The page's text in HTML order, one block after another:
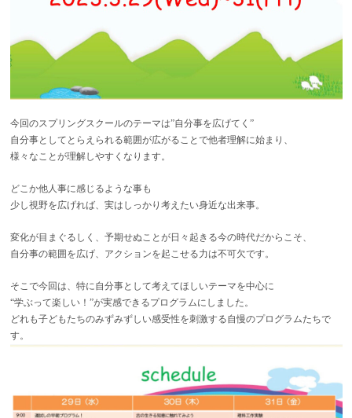
今回のスプリングスクールのテーマは”自分事を広げてく”
自分事としてとらえられる範囲が広がることで他者理解に始まり、
様々なことが理解しやすくなります。
どこか他人事に感じるような事も
少し視野を広げれば、実はしっかり考えたい身近な出来事。
変化が目まぐるしく、予期せぬことが日々起きる今の時代だからこそ、
自分事の範囲を広げ、アクションを起こせる力は不可欠です。
そこで今回は、特に自分事として考えてほしいテーマを中心に
“学ぶって楽しい！”が実感できるプログラムにしました。
どれも子どもたちのみずみずしい感受性を刺激する自慢のプログラムたちで
す。